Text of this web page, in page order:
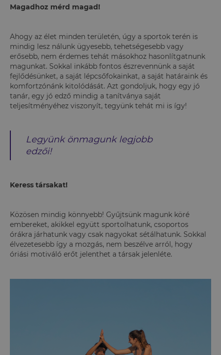
Magadhoz mérd magad!
Ahogy az élet minden területén, úgy a sportok terén is
mindig lesz nálunk ügyesebb, tehetségesebb vagy
erősebb, nem érdemes tehát másokhoz hasonlítgatnunk
magunkat. Sokkal inkább fontos észrevennünk a saját
fejlődésünket, a saját lépcsőfokainkat, a saját határaink és
komfortzónánk kitolódását. Azt gondoljuk, hogy egy jó
tanár, egy jó edző mindig a tanítványa saját
teljesítményéhez viszonyít, tegyünk tehát mi is így!
Legyünk önmagunk legjobb
edzői!
Keress társakat!
Közösen mindig könnyebb! Gyűjtsünk magunk köré
embereket, akikkel együtt sportolhatunk, csoportos
órákra járhatunk vagy csak nagyokat sétálhatunk. Sokkal
élvezetesebb így a mozgás, nem beszélve arról, hogy
óriási motiváló erőt jelenthet a társak jelenléte.